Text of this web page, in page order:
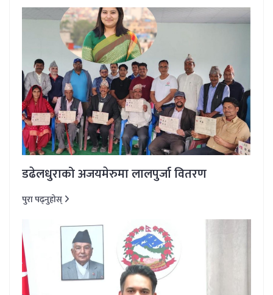
डढेलधुराको अजयमेरुमा लालपुर्जा वितरण
पुरा पढ्नुहोस्